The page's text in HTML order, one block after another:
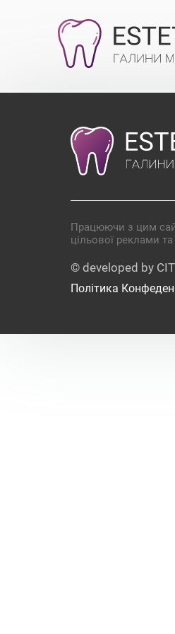
Працюючи з цим
цільової реклами
© developed by
Політика